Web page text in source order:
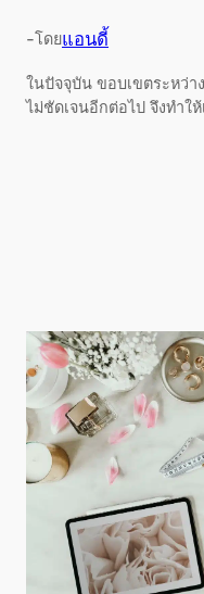
-โดยแอนดี้
ในปัจจุบัน ขอบเขตระหว่า
ไม่ชัดเจนอีกต่อไป จึงทำใ